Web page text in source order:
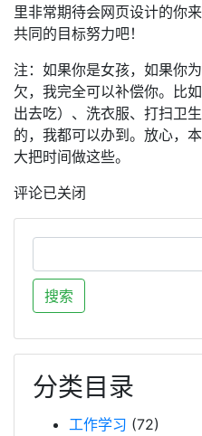
里非常期待会网页设计的你
共同的目标努力吧！
注：如果你是女孩，如果你
欠，我完全可以补偿你。比
出去吃）、洗衣服、打扫卫
的，我都可以办到。放心，
大把时间做这些。
评论已关闭
分类目录
工作学习 (72)